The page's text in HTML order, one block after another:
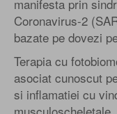
manifesta prin
Coronavirus-2
bazate pe dovezi
Terapia cu
asociat cunoscut
si inflamatiei cu